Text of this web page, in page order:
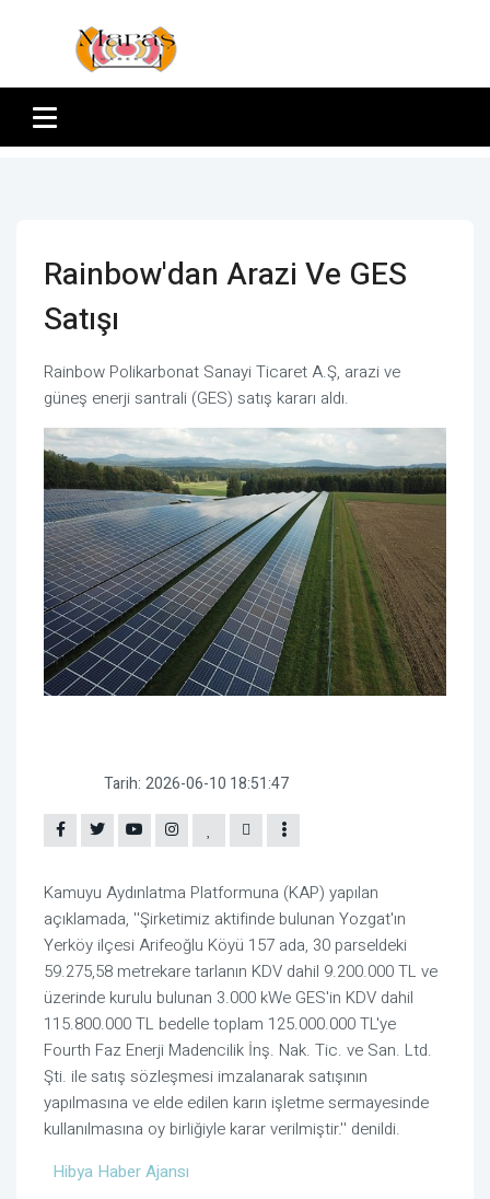
Rainbow'dan Arazi Ve GES
Satışı
Rainbow Polikarbonat Sanayi Ticaret A.Ş, arazi ve
güneş enerji santrali (GES) satış kararı aldı.
Tarih: 2026-06-10 18:51:47
Kamuyu Aydınlatma Platformuna (KAP) yapılan
açıklamada, ''Şirketimiz aktifinde bulunan Yozgat'ın
Yerköy ilçesi Arifeoğlu Köyü 157 ada, 30 parseldeki
59.275,58 metrekare tarlanın KDV dahil 9.200.000 TL ve
üzerinde kurulu bulunan 3.000 kWe GES'in KDV dahil
115.800.000 TL bedelle toplam 125.000.000 TL'ye
Fourth Faz Enerji Madencilik İnş. Nak. Tic. ve San. Ltd.
Şti. ile satış sözleşmesi imzalanarak satışının
yapılmasına ve elde edilen karın işletme sermayesinde
kullanılmasına oy birliğiyle karar verilmiştir.'' denildi.
Hibya Haber Ajansı